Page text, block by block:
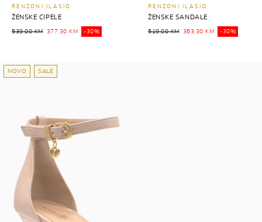
RENZONI ILASIO
ŽENSKE CIPELE
539,00 KM 377,30 KM -30%
RENZONI ILASIO
ŽENSKE SANDALE
519,00 KM 363,30 KM -30%
NOVO SALE